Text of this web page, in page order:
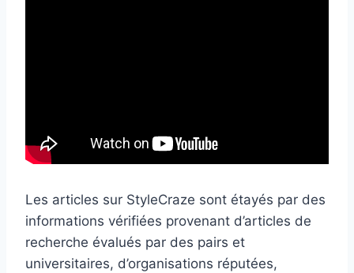
Les articles sur StyleCraze sont étayés par des
informations vérifiées provenant d’articles de
recherche évalués par des pairs et
universitaires, d’organisations réputées,